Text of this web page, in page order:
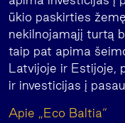
ūkio paskirties
nekilnojamąjį turtą
taip pat apima
Latvijoje ir Estijoje,
ir investicijas į
Apie „Eco Baltia“